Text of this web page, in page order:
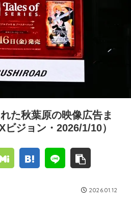
た秋葉原の映像広告ま
ビジョン・2026/1/10）
2026.01.12